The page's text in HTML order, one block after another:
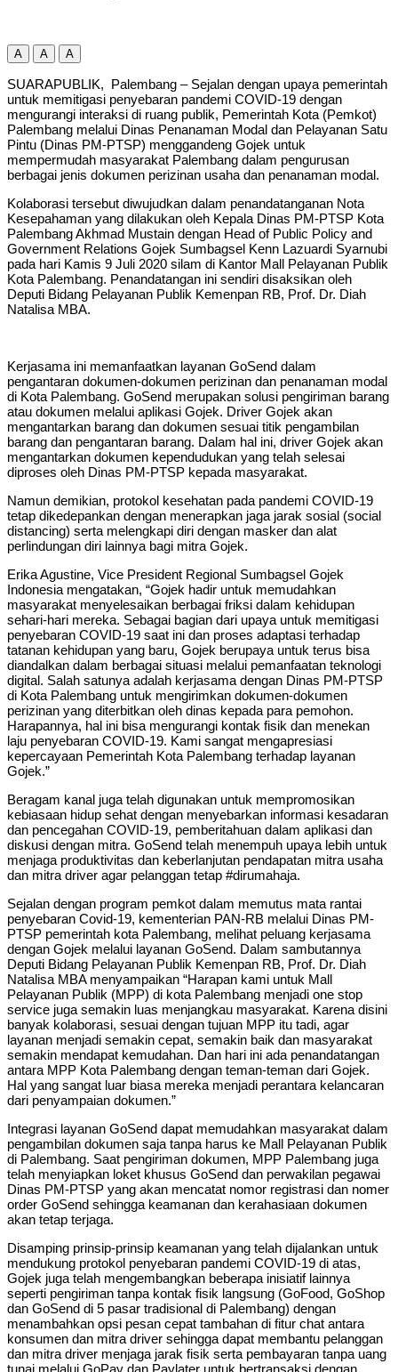
A A A
SUARAPUBLIK, Palembang – Sejalan dengan upaya pemerintah
untuk memitigasi penyebaran pandemi COVID-19 dengan
mengurangi interaksi di ruang publik, Pemerintah Kota (Pemkot)
Palembang melalui Dinas Penanaman Modal dan Pelayanan Satu
Pintu (Dinas PM-PTSP) menggandeng Gojek untuk
mempermudah masyarakat Palembang dalam pengurusan
berbagai jenis dokumen perizinan usaha dan penanaman modal.
Kolaborasi tersebut diwujudkan dalam penandatanganan Nota
Kesepahaman yang dilakukan oleh Kepala Dinas PM-PTSP Kota
Palembang Akhmad Mustain dengan Head of Public Policy and
Government Relations Gojek Sumbagsel Kenn Lazuardi Syarnubi
pada hari Kamis 9 Juli 2020 silam di Kantor Mall Pelayanan Publik
Kota Palembang. Penandatangan ini sendiri disaksikan oleh
Deputi Bidang Pelayanan Publik Kemenpan RB, Prof. Dr. Diah
Natalisa MBA.
Kerjasama ini memanfaatkan layanan GoSend dalam
pengantaran dokumen-dokumen perizinan dan penanaman modal
di Kota Palembang. GoSend merupakan solusi pengiriman barang
atau dokumen melalui aplikasi Gojek. Driver Gojek akan
mengantarkan barang dan dokumen sesuai titik pengambilan
barang dan pengantaran barang. Dalam hal ini, driver Gojek akan
mengantarkan dokumen kependudukan yang telah selesai
diproses oleh Dinas PM-PTSP kepada masyarakat.
Namun demikian, protokol kesehatan pada pandemi COVID-19
tetap dikedepankan dengan menerapkan jaga jarak sosial (social
distancing) serta melengkapi diri dengan masker dan alat
perlindungan diri lainnya bagi mitra Gojek.
Erika Agustine, Vice President Regional Sumbagsel Gojek
Indonesia mengatakan, “Gojek hadir untuk memudahkan
masyarakat menyelesaikan berbagai friksi dalam kehidupan
sehari-hari mereka. Sebagai bagian dari upaya untuk memitigasi
penyebaran COVID-19 saat ini dan proses adaptasi terhadap
tatanan kehidupan yang baru, Gojek berupaya untuk terus bisa
diandalkan dalam berbagai situasi melalui pemanfaatan teknologi
digital. Salah satunya adalah kerjasama dengan Dinas PM-PTSP
di Kota Palembang untuk mengirimkan dokumen-dokumen
perizinan yang diterbitkan oleh dinas kepada para pemohon.
Harapannya, hal ini bisa mengurangi kontak fisik dan menekan
laju penyebaran COVID-19. Kami sangat mengapresiasi
kepercayaan Pemerintah Kota Palembang terhadap layanan
Gojek.”
Beragam kanal juga telah digunakan untuk mempromosikan
kebiasaan hidup sehat dengan menyebarkan informasi kesadaran
dan pencegahan COVID-19, pemberitahuan dalam aplikasi dan
diskusi dengan mitra. GoSend telah menempuh upaya lebih untuk
menjaga produktivitas dan keberlanjutan pendapatan mitra usaha
dan mitra driver agar pelanggan tetap #dirumahaja.
Sejalan dengan program pemkot dalam memutus mata rantai
penyebaran Covid-19, kementerian PAN-RB melalui Dinas PM-
PTSP pemerintah kota Palembang, melihat peluang kerjasama
dengan Gojek melalui layanan GoSend. Dalam sambutannya
Deputi Bidang Pelayanan Publik Kemenpan RB, Prof. Dr. Diah
Natalisa MBA menyampaikan “Harapan kami untuk Mall
Pelayanan Publik (MPP) di kota Palembang menjadi one stop
service juga semakin luas menjangkau masyarakat. Karena disini
banyak kolaborasi, sesuai dengan tujuan MPP itu tadi, agar
layanan menjadi semakin cepat, semakin baik dan masyarakat
semakin mendapat kemudahan. Dan hari ini ada penandatangan
antara MPP Kota Palembang dengan teman-teman dari Gojek.
Hal yang sangat luar biasa mereka menjadi perantara kelancaran
dari penyampaian dokumen.”
Integrasi layanan GoSend dapat memudahkan masyarakat dalam
pengambilan dokumen saja tanpa harus ke Mall Pelayanan Publik
di Palembang. Saat pengiriman dokumen, MPP Palembang juga
telah menyiapkan loket khusus GoSend dan perwakilan pegawai
Dinas PM-PTSP yang akan mencatat nomor registrasi dan nomer
order GoSend sehingga keamanan dan kerahasiaan dokumen
akan tetap terjaga.
Disamping prinsip-prinsip keamanan yang telah dijalankan untuk
mendukung protokol penyebaran pandemi COVID-19 di atas,
Gojek juga telah mengembangkan beberapa inisiatif lainnya
seperti pengiriman tanpa kontak fisik langsung (GoFood, GoShop
dan GoSend di 5 pasar tradisional di Palembang) dengan
menambahkan opsi pesan cepat tambahan di fitur chat antara
konsumen dan mitra driver sehingga dapat membantu pelanggan
dan mitra driver menjaga jarak fisik serta pembayaran tanpa uang
tunai melalui GoPay dan Paylater untuk bertransaksi dengan